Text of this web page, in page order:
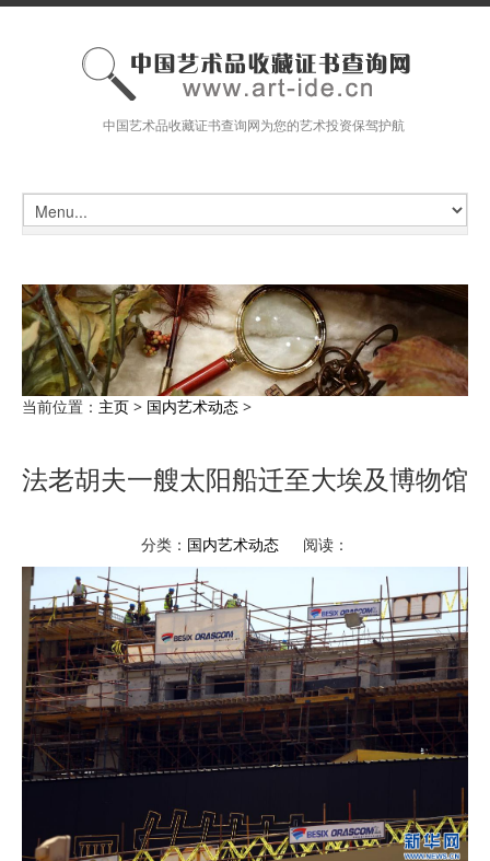
中国艺术品收藏证书查询网为您的艺术投资保驾护航
当前位置： 主页 > 国内艺术动态 >
法老胡夫一艘太阳船迁至大埃及博物馆
分类： 国内艺术动态 阅读：